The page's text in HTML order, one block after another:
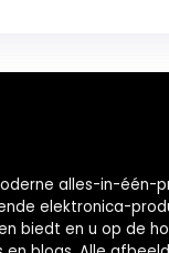
alles-in-één-
elektronica-
biedt en u op de